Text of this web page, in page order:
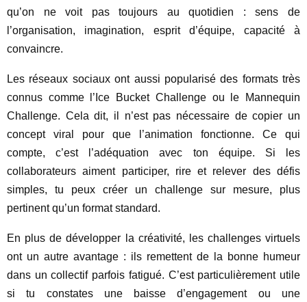
qu’on ne voit pas toujours au quotidien : sens de
l’organisation, imagination, esprit d’équipe, capacité à
convaincre.
Les réseaux sociaux ont aussi popularisé des formats très
connus comme l’Ice Bucket Challenge ou le Mannequin
Challenge. Cela dit, il n’est pas nécessaire de copier un
concept viral pour que l’animation fonctionne. Ce qui
compte, c’est l’adéquation avec ton équipe. Si les
collaborateurs aiment participer, rire et relever des défis
simples, tu peux créer un challenge sur mesure, plus
pertinent qu’un format standard.
En plus de développer la créativité, les challenges virtuels
ont un autre avantage : ils remettent de la bonne humeur
dans un collectif parfois fatigué. C’est particulièrement utile
si tu constates une baisse d’engagement ou une